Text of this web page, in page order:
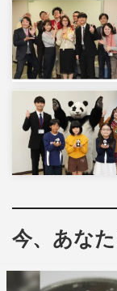
さんからお祝い
たのですが……、
ました！ ありが
謝を伝えた。
『二月の勝者－
日本テレビ系
毎週土曜 後10・
今、あな